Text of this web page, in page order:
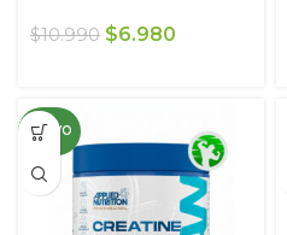
$10.990 El
$10.990.
$6.980
$6.980.
NUEVO